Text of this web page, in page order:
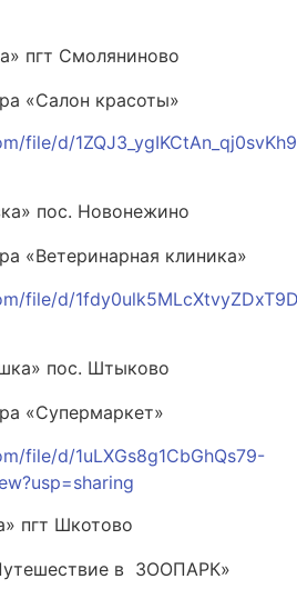
пгт Смоляниново
«Салон красоты»
file/d/
пос. Новонежино
«Ветеринарная клиника»
file/d/
пос. Штыково
«Супермаркет»
file/d/1uLXGs8g1CbGhQs79-
пгт Шкотово
в ЗООПАРК»